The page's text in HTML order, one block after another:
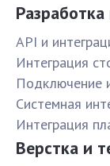
API и
Интеграция
Подключение
Системная
Интеграция
Верстка и